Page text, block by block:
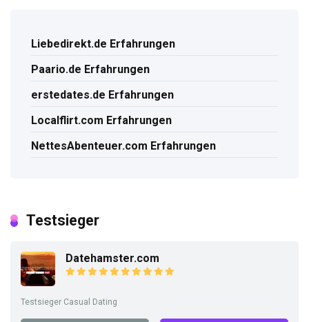
Liebedirekt.de Erfahrungen
Paario.de Erfahrungen
erstedates.de Erfahrungen
Localflirt.com Erfahrungen
NettesAbenteuer.com Erfahrungen
Testsieger
Datehamster.com
Testsieger Casual Dating